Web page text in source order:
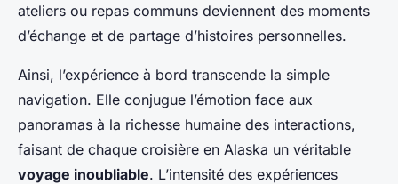
ateliers ou repas communs deviennent des moments
d’échange et de partage d’histoires personnelles.
Ainsi, l’expérience à bord transcende la simple
navigation. Elle conjugue l’émotion face aux
panoramas à la richesse humaine des interactions,
faisant de chaque croisière en Alaska un véritable
voyage inoubliable. L’intensité des expériences